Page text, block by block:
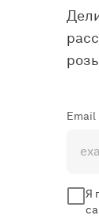
Email
Я